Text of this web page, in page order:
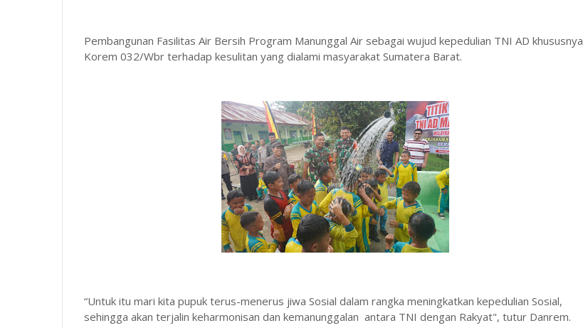
Pembangunan Fasilitas Air Bersih Program Manunggal Air sebagai wujud kepedulian TNI AD khususnya
Korem 032/Wbr terhadap kesulitan yang dialami masyarakat Sumatera Barat.
“Untuk itu mari kita pupuk terus-menerus jiwa Sosial dalam rangka meningkatkan kepedulian Sosial,
sehingga akan terjalin keharmonisan dan kemanunggalan antara TNI dengan Rakyat", tutur Danrem.